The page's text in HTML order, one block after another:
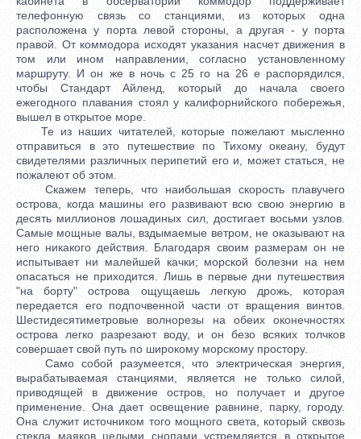
телефонную связь со станциями, из которых одна
расположена у порта левой стороны, а другая - у порта
правой. От коммодора исходят указания насчет движения в
том или ином направлении, согласно установленному
маршруту. И он же в ночь с 25 го на 26 е распорядился,
чтобы Стандарт Айленд, который до начала своего
ежегодного плавания стоял у калифорнийского побережья,
вышел в открытое море.
Те из наших читателей, которые пожелают мысленно
отправиться в это путешествие по Тихому океану, будут
свидетелями различных перипетий его и, может статься, не
пожалеют об этом.
Скажем теперь, что наибольшая скорость плавучего
острова, когда машины его развивают всю свою энергию в
десять миллионов лошадиных сил, достигает восьми узлов.
Самые мощные валы, вздымаемые ветром, не оказывают на
него никакого действия. Благодаря своим размерам он не
испытывает ни малейшей качки; морской болезни на нем
опасаться не приходится. Лишь в первые дни путешествия
"на борту" острова ощущаешь легкую дрожь, которая
передается его подпочвенной части от вращения винтов.
Шестидесятиметровые волнорезы на обеих оконечностях
острова легко разрезают воду, и он безо всяких толчков
совершает свой путь по широкому морскому простору.
Само собой разумеется, что электрическая энергия,
вырабатываемая станциями, является не только силой,
приводящей в движение остров, но получает и другое
применение. Она дает освещение равнине, парку, городу.
Она служит источником того мощного света, который сквозь
стекла маяков целыми снопами устремляется в открытое